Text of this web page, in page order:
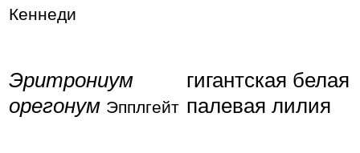
Кеннеди
Эритрониум
орегонум Эпплгейт
гигантская белая
палевая лилия